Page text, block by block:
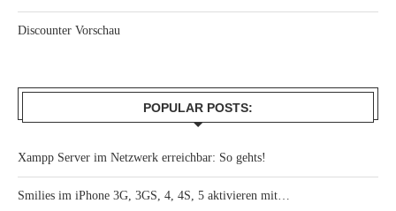
Discounter Vorschau
POPULAR POSTS:
Xampp Server im Netzwerk erreichbar: So gehts!
Smilies im iPhone 3G, 3GS, 4, 4S, 5 aktivieren mit…